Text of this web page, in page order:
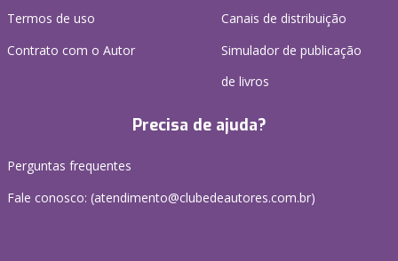
Termos de uso
Contrato com o Autor
Canais de distribuição
Simulador de publicação
de livros
Precisa de ajuda?
Perguntas frequentes
Fale conosco: (atendimento@clubedeautores.com.br)